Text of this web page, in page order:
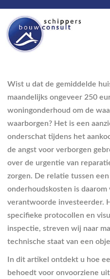
Wist u dat de gemiddelde
maandelijks ongeveer 250
woningonderhoud om de
waarborgen? Het is een
onderschat tijdens het
de angst voor verborgen
over de urgentie van
zorgen. De relatie tussen
onderhoudskosten is
verantwoorde investeerder.
specifieke protocollen en
inspectie, streven wij naar
technische staat van een
In dit artikel ontdekt u hoe
behoedt voor onvoorziene